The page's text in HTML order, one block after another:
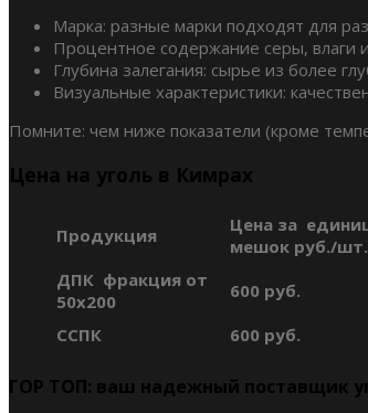
Марка: разные марки подходят для
Процентное содержание серы, влаги
Глубина залегания: сырье из более
Визуальные характеристики:
Помните: чем ниже показатели (кроме
Цена на уголь в Кимрах
Продукция
Цена за
мешок руб./шт.
ДПК фракция от
50х200
600 руб.
ССПК
600 руб.
ГОР ТОП: ваш надежный поставщик